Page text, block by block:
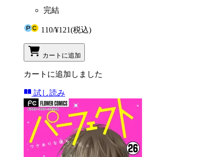
完結
110/¥121(税込)
カートに追加
カートに追加しました
試し読み